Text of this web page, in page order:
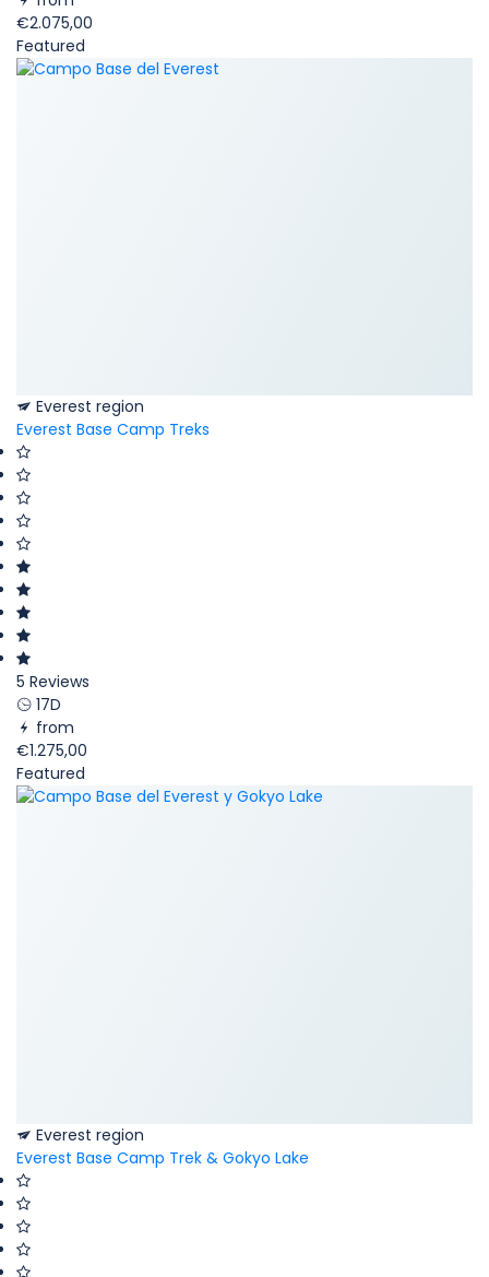
€2.075,00
Featured
Everest region
Everest Base Camp Treks
5 Reviews
17D
from
€1.275,00
Featured
Everest region
Everest Base Camp Trek & Gokyo Lake